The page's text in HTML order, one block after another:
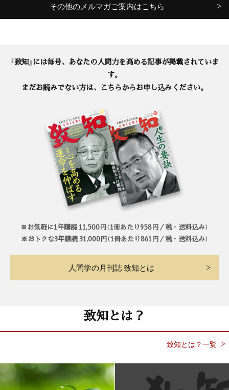
その他のメルマガご案内はこちら
『致知』には毎号、あなたの人間力を高める記事が掲載されていま
す。
まだお読みでない方は、こちらからお申し込みください。
※お気軽に1年購読 11,500円（1冊あたり958円／税・送料込み）
※おトクな3年購読 31,000円（1冊あたり861円／税・送料込み）
人間学の月刊誌 致知とは
致知とは？
致知とは？一覧